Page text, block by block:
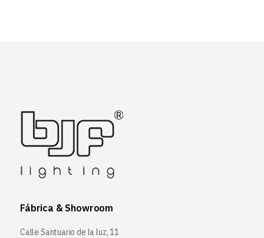
Fábrica & Showroom
Calle Santuario de la luz, 11